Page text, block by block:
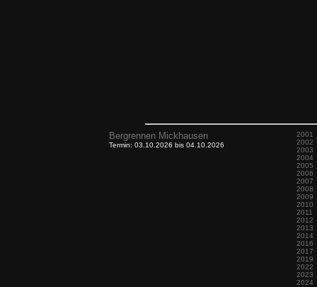
Bergrennen Mickhausen
Termin: 03.10.2026 bis 04.10.2026
2001
2002
2003
2004
2005
2006
2007
2008
2009
2010
2011
2012
2013
2014
2016
2017
2019
2022
2023
2024